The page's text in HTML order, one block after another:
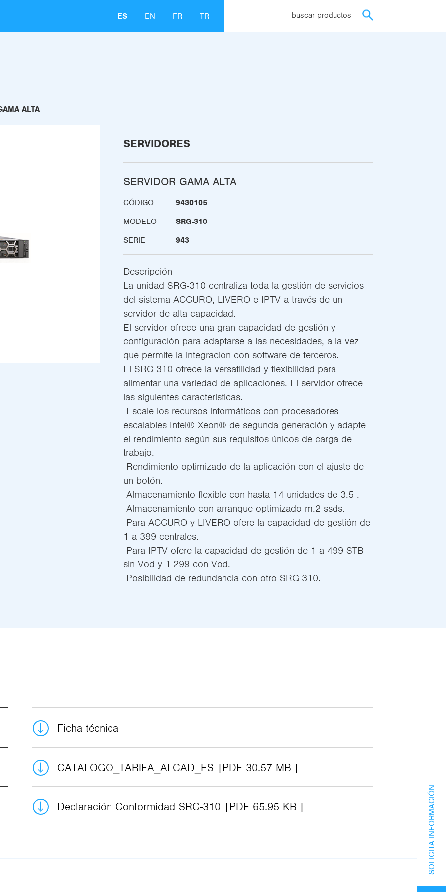
ES EN FR TR buscar productos
ALTA
SERVIDORES
SERVIDOR GAMA ALTA
CÓDIGO
9430105
MODELO
SRG-310
SERIE
943
Descripción
La unidad SRG-310 centraliza toda la gestión de servicios
del sistema ACCURO, LIVERO e IPTV a través de un
servidor de alta capacidad.
El servidor ofrece una gran capacidad de gestión y
configuración para adaptarse a las necesidades, a la vez
que permite la integracion con software de terceros.
El SRG-310 ofrece la versatilidad y flexibilidad para
alimentar una variedad de aplicaciones. El servidor ofrece
las siguientes caracteristicas.
 Escale los recursos informáticos con procesadores
escalables Intel® Xeon® de segunda generación y adapte
el rendimiento según sus requisitos únicos de carga de
trabajo.
 Rendimiento optimizado de la aplicación con el ajuste de
un botón.
 Almacenamiento flexible con hasta 14 unidades de 3.5 .
 Almacenamiento con arranque optimizado m.2 ssds.
 Para ACCURO y LIVERO ofere la capacidad de gestión de
1 a 399 centrales.
 Para IPTV ofere la capacidad de gestión de 1 a 499 STB
sin Vod y 1-299 con Vod.
 Posibilidad de redundancia con otro SRG-310.
Ficha técnica
CATALOGO_TARIFA_ALCAD_ES PDF 30.57 MB
Declaración Conformidad SRG-310 PDF 65.95 KB SOLICITA INFORMACIÓN